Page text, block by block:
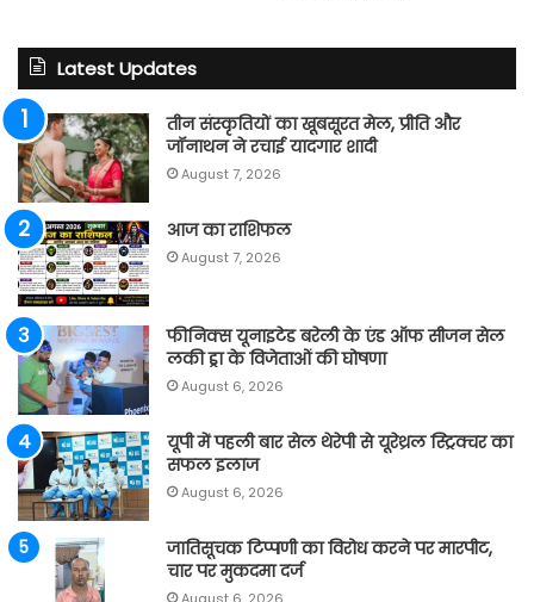
Latest Updates
तीन संस्कृतियों का खूबसूरत मेल, प्रीति और
जॉनाथन ने रचाई यादगार शादी
August 7, 2026
आज का राशिफल
August 7, 2026
फीनिक्स यूनाइटेड बरेली के एंड ऑफ सीजन सेल
लकी ड्रा के विजेताओं की घोषणा
August 6, 2026
यूपी में पहली बार सेल थेरेपी से यूरेथ्रल स्ट्रिक्चर का
सफल इलाज
August 6, 2026
जातिसूचक टिप्पणी का विरोध करने पर मारपीट,
चार पर मुकदमा दर्ज